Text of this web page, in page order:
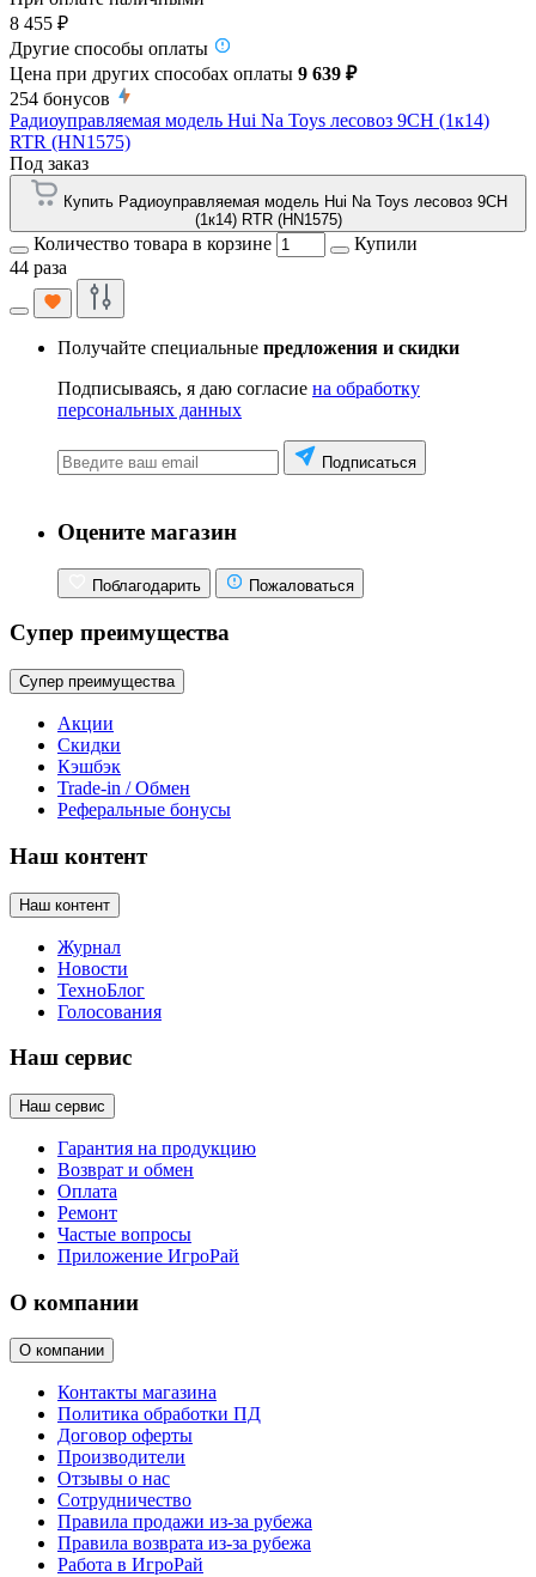
8 455 ₽
Другие способы оплаты
Цена при других способах оплаты 9 639 ₽
254 бонусов
Радиоуправляемая модель Hui Na Toys лесовоз 9CH (1к14)
RTR (HN1575)
Под заказ
Купить Радиоуправляемая модель Hui Na Toys лесовоз 9CH
(1к14) RTR (HN1575)
Количество товара в корзине
Купили
44 раза
Получайте специальные предложения и скидки
Подписываясь, я даю согласие на обработку
персональных данных
Подписаться
Оцените магазин
Поблагодарить Пожаловаться
Супер преимущества
Супер преимущества
Акции
Скидки
Кэшбэк
Trade-in / Обмен
Реферальные бонусы
Наш контент
Наш контент
Журнал
Новости
ТехноБлог
Голосования
Наш сервис
Наш сервис
Гарантия на продукцию
Возврат и обмен
Оплата
Ремонт
Частые вопросы
Приложение ИгроРай
О компании
О компании
Контакты магазина
Политика обработки ПД
Договор оферты
Производители
Отзывы о нас
Сотрудничество
Правила продажи из-за рубежа
Правила возврата из-за рубежа
Работа в ИгроРай